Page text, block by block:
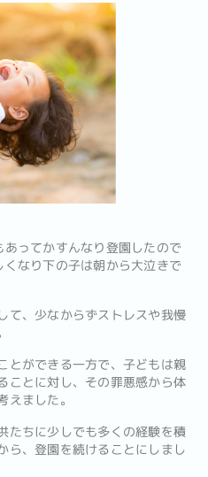
ってかすんなり登園したので
なり下の子は朝から大泣きで
て、少なからずストレスや我慢
とができる一方で、子どもは親
ことに対し、その罪悪感から体
ました。
たちに少しでも多くの経験を積
ら、登園を続けることにしまし